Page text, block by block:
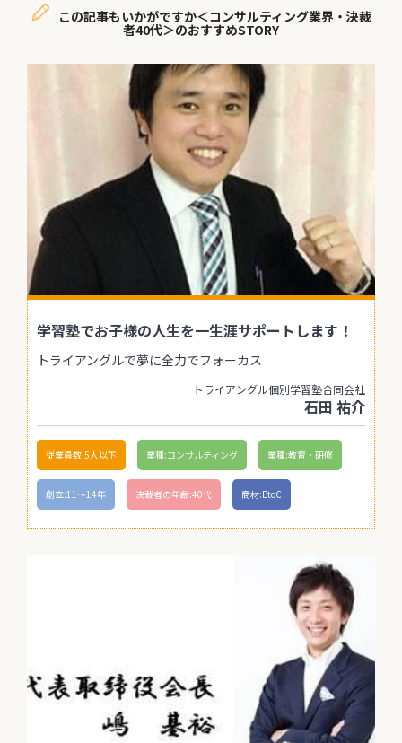
この記事もいかがですか＜コンサルティング業界・決裁
者40代＞のおすすめSTORY
学習塾でお子様の人生を一生涯サポートします！
トライアングルで夢に全力でフォーカス
トライアングル個別学習塾合同会社
石田 祐介
従業員数:5人以下 業種:コンサルティング 業種:教育・研修
創立:11〜14年 決裁者の年齢:40代 商材:BtoC